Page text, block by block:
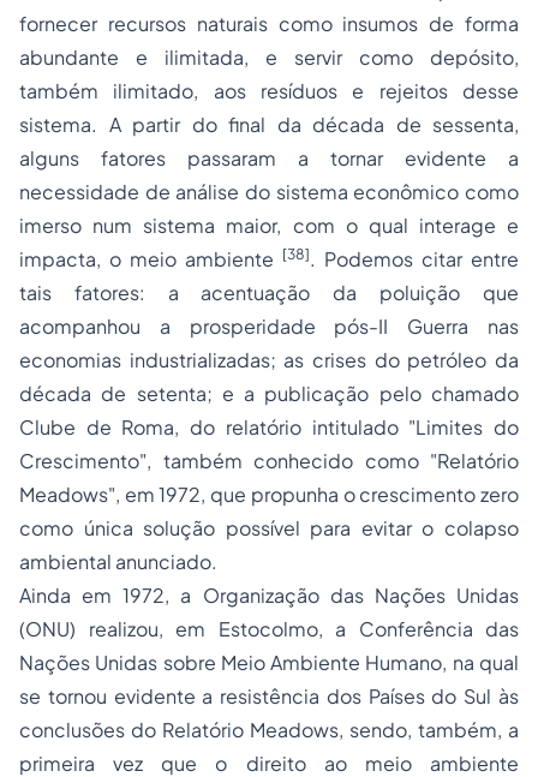
fornecer recursos naturais como insumos de forma
abundante e ilimitada, e servir como depósito,
também ilimitado, aos resíduos e rejeitos desse
sistema. A partir do final da década de sessenta,
alguns fatores passaram a tornar evidente a
necessidade de análise do sistema econômico como
imerso num sistema maior, com o qual interage e
impacta, o meio ambiente [38]. Podemos citar entre
tais fatores: a acentuação da poluição que
acompanhou a prosperidade pós-II Guerra nas
economias industrializadas; as crises do petróleo da
década de setenta; e a publicação pelo chamado
Clube de Roma, do relatório intitulado "Limites do
Crescimento", também conhecido como "Relatório
Meadows", em 1972, que propunha o crescimento zero
como única solução possível para evitar o colapso
ambiental anunciado.
Ainda em 1972, a Organização das Nações Unidas
(ONU) realizou, em Estocolmo, a Conferência das
Nações Unidas sobre Meio Ambiente Humano, na qual
se tornou evidente a resistência dos Países do Sul às
conclusões do Relatório Meadows, sendo, também, a
primeira vez que o direito ao meio ambiente